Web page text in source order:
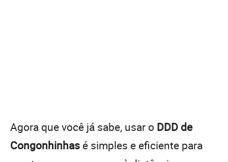
Agora que você já sabe, usar o DDD de
Congonhinhas é simples e eficiente para